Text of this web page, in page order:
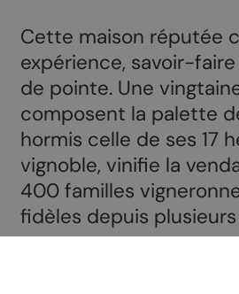
Cette maison réputée
expérience, savoir-
de pointe. Une
composent la palette
hormis celle de ses 17
vignoble, vinifie la
400 familles
fidèles depuis